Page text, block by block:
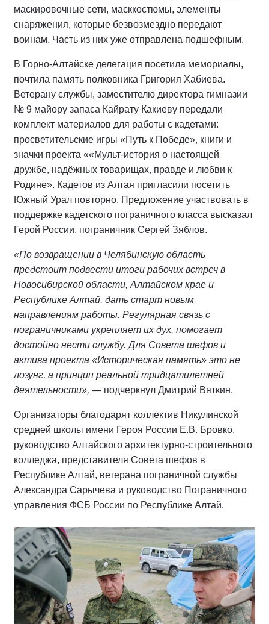
маскировочные сети, масккостюмы, элементы
снаряжения, которые безвозмездно передают
воинам. Часть из них уже отправлена подшефным.
В Горно-Алтайске делегация посетила мемориалы,
почтила память полковника Григория Хабиева.
Ветерану службы, заместителю директора гимназии
№ 9 майору запаса Кайрату Какиеву передали
комплект материалов для работы с кадетами:
просветительские игры «Путь к Победе», книги и
значки проекта ««Мульт-история о настоящей
дружбе, надёжных товарищах, правде и любви к
Родине». Кадетов из Алтая пригласили посетить
Южный Урал повторно. Предложение участвовать в
поддержке кадетского пограничного класса высказал
Герой России, пограничник Сергей Зяблов.
«По возвращении в Челябинскую область
предстоит подвести итоги рабочих встреч в
Новосибирской области, Алтайском крае и
Республике Алтай, дать старт новым
направлениям работы. Регулярная связь с
пограничниками укрепляет их дух, помогает
достойно нести службу. Для Совета шефов и
актива проекта «Историческая память» это не
лозунг, а принцип реальной тридцатилетней
деятельности», — подчеркнул Дмитрий Вяткин.
Организаторы благодарят коллектив Никулинской
средней школы имени Героя России Е.В. Бровко,
руководство Алтайского архитектурно-строительного
колледжа, представителя Совета шефов в
Республике Алтай, ветерана пограничной службы
Александра Сарычева и руководство Пограничного
управления ФСБ России по Республике Алтай.